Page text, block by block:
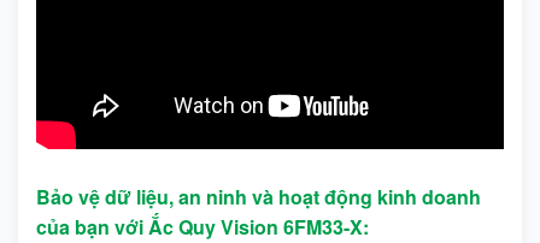
Bảo vệ dữ liệu, an ninh và hoạt động kinh doanh
của bạn với Ắc Quy Vision 6FM33-X: